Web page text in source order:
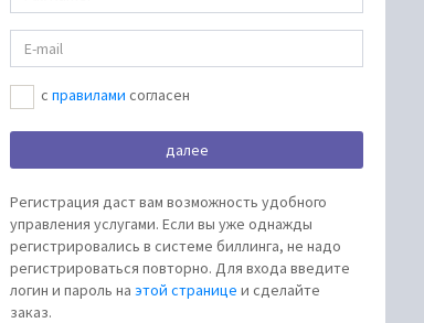
c правилами согласен
Регистрация даст вам возможность удобного
управления услугами. Если вы уже однажды
регистрировались в системе биллинга, не надо
регистрироваться повторно. Для входа введите
логин и пароль на этой странице и сделайте
заказ.